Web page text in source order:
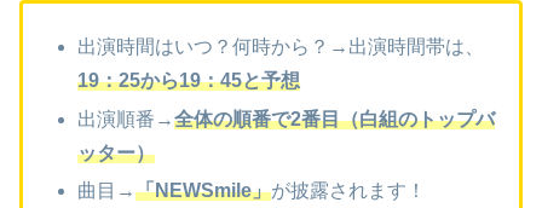
出演時間はいつ？何時から？→出演時間帯は、
19：25から19：45と予想
出演順番→全体の順番で2番目（白組のトップバ
ッター）
曲目→「NEWSmile」が披露されます！